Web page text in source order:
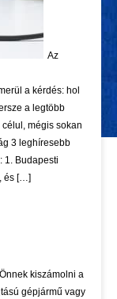
Az
a kérdés: hol
a legtöbb
mégis sokan
3 leghíresebb
1. Budapesti
és […]
kiszámolni a
gépjármű vagy